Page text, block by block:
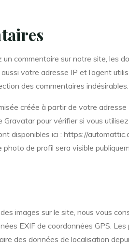
un commentaire sur notre site, les
votre adresse IP et l’agent
des commentaires indésirables.
créée à partir de votre
Gravatar pour vérifier si vous
disponibles ici : https://
photo de profil sera visible
images sur le site, nous vous
EXIF de coordonnées GPS.
des données de localisation